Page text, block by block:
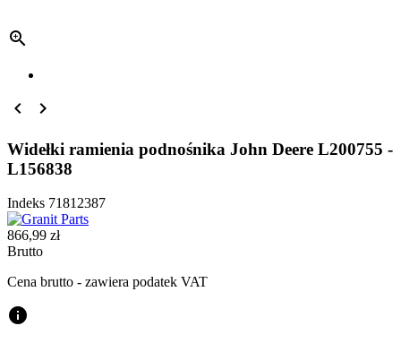

 
Widełki ramienia podnośnika John Deere L200755 -
L156838
Indeks 71812387
866,99 zł
Brutto
Cena brutto - zawiera podatek VAT
info